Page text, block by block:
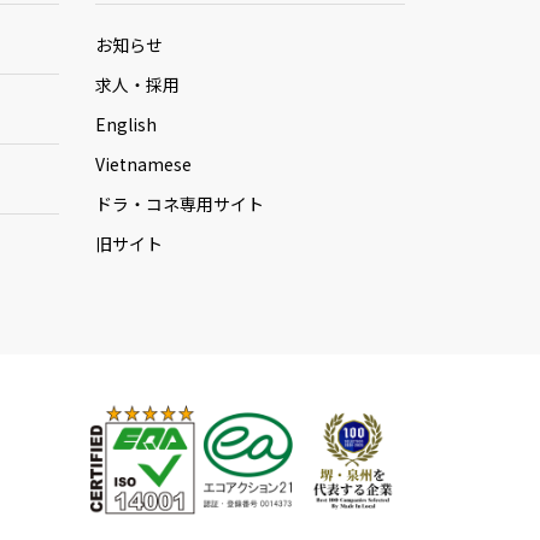
お知らせ
求人・採用
English
Vietnamese
ドラ・コネ専用サイト
旧サイト